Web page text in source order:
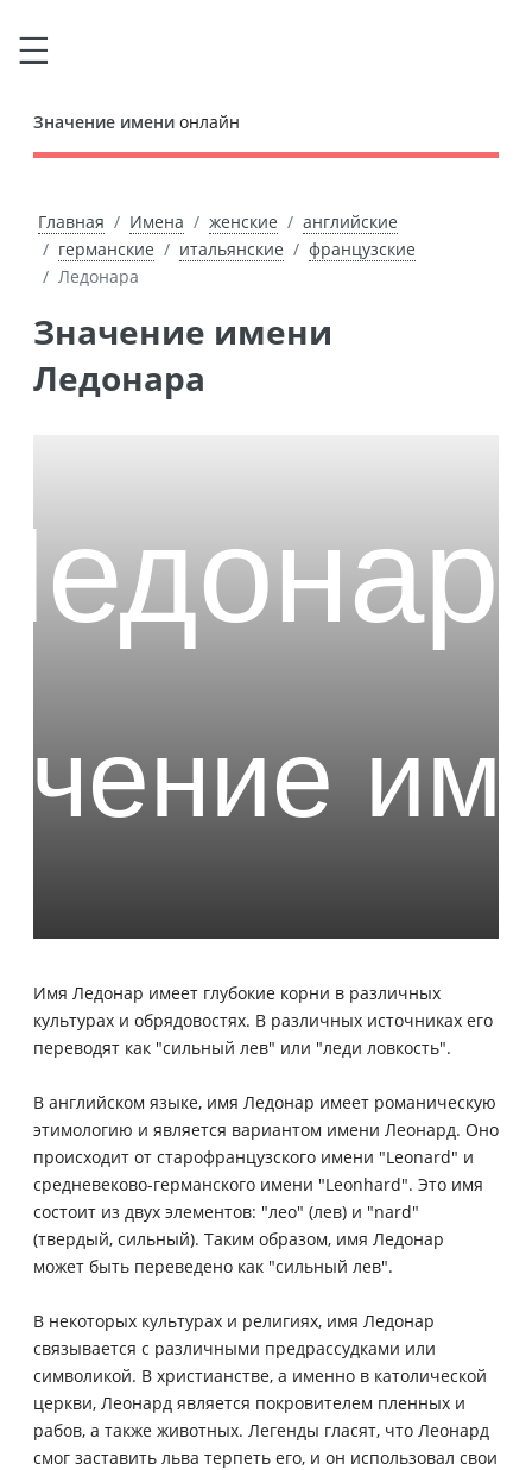
Значение имени онлайн
Главная Имена женские
английские
германские
итальянские
французские
Ледонара
Значение имени
Ледонара
Имя Ледонар имеет глубокие корни в различных
культурах и обрядовостях. В различных источниках его
переводят как "сильный лев" или "леди ловкость".
В английском языке, имя Ледонар имеет романическую
этимологию и является вариантом имени Леонард. Оно
происходит от старофранцузского имени "Leonard" и
средневеково-германского имени "Leonhard". Это имя
состоит из двух элементов: "лео" (лев) и "nard"
(твердый, сильный). Таким образом, имя Ледонар
может быть переведено как "сильный лев".
В некоторых культурах и религиях, имя Ледонар
связывается с различными предрассудками или
символикой. В христианстве, а именно в католической
церкви, Леонард является покровителем пленных и
рабов, а также животных. Легенды гласят, что Леонард
смог заставить льва терпеть его, и он использовал свои